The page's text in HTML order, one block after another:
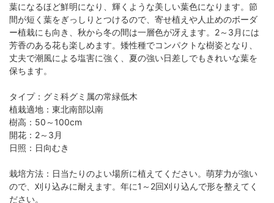
葉になるほど鮮明になり、輝くような美しい葉色になります。節
間が短く葉をぎっしりとつけるので、寄せ植えや人止めのボーダ
ー植栽にも向き、秋から冬の間は一層色が冴えます。2～3月には
芳香のある花も楽しめます。矮性種でコンパクトな樹姿となり、
丈夫で潮風による塩害に強く、夏の強い日差しでもきれいな葉を
保ちます。
タイプ：グミ科グミ属の常緑低木
植栽適地：東北南部以南
樹高：50～100cm
開花：2～3月
日照：日向むき
栽培方法：日当たりのよい場所に植えてください。萌芽力が強い
ので、刈り込みに耐えます。年に1～2回刈り込んで形を整えてく
ださい。